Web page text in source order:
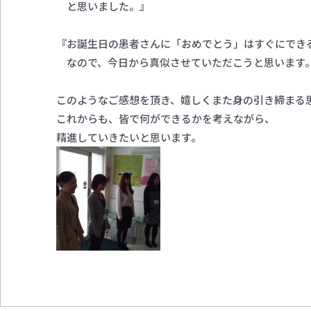
と思いました。』
『お誕生日の患者さんに「おめでとう」はすぐにでき
なので、今日から真似させていただこうと思います
このようなご感想を頂き、嬉しくまた身の引き締まる
これからも、皆で何ができるかを考えながら、
精進していきたいと思います。